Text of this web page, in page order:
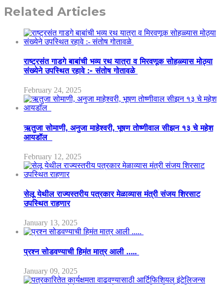
Related Articles
राष्ट्रसंत गाडगे बाबांची भव्य रथ यात्रा व मिरवणूक सोहळ्यास मोठ्या
संख्येने उपस्थित रहावे :- संतोष गोतावळे
February 24, 2025
ऋतुजा सोमाणी, अनुजा माहेश्वरी, भूषण तोष्णीवाल सीझन १३ चे महेश
आयडॉल
February 12, 2025
सेलू येथील राज्यस्तरीय पत्रकार मेळाव्यास मंत्री संजय शिरसाट
उपस्थित राहणार
January 13, 2025
प्रश्न सोडवण्याची हिमंत मात्र आली …..
January 09, 2025